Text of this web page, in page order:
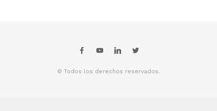
© Todos los derechos reservados.